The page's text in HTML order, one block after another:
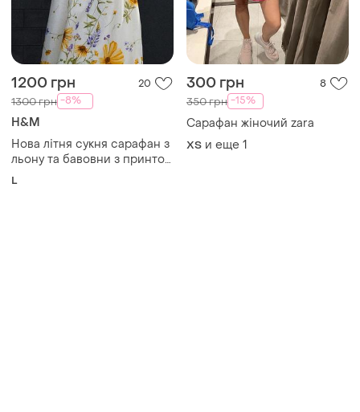
1300 грн -8%
Нова літня сукня сарафан з
льону та бавовни з принтом
польових квітів 🌼 розмір l
L
350 грн -15%
Сарафан жіночий zara
и еще 1